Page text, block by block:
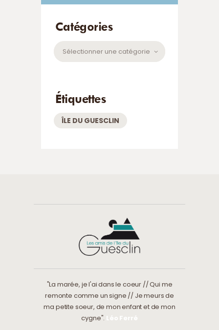
Catégories
Catégories
Étiquettes
ÎLE DU GUESCLIN
"La marée, je l'ai dans le coeur // Qui me
remonte comme un signe // Je meurs de
ma petite soeur, de mon enfant et de mon
cygne". Léo Ferré